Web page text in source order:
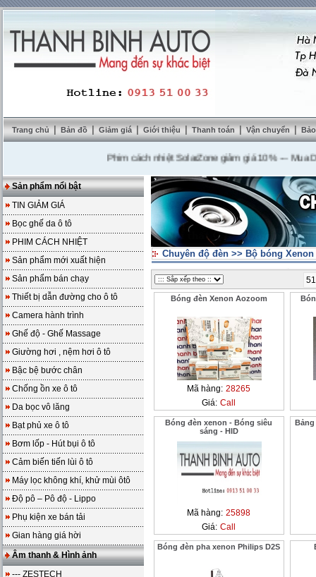
Trang chủ | Bản đồ | Giảm giá | Giới thiệu | Thanh toán | Vận chuyển |
Phim cách nhiệt SolarZone giảm giá 10%---Mua DVD
Sản phẩm nổi bật
TIN GIẢM GIÁ
Bọc ghế da ô tô
PHIM CÁCH NHIỆT
Sản phẩm mới xuất hiện
Sản phẩm bán chạy
Thiết bị dẫn đường cho ô tô
Camera hành trình
Ghế độ - Ghế Massage
Giường hơi , nệm hơi ô tô
Bậc bệ bước chân
Chống ồn xe ô tô
Da bọc vô lăng
Bạt phủ xe ô tô
Bơm lốp - Hút bụi ô tô
Cảm biến tiến lùi ô tô
Máy lọc không khí, khử mùi ôtô
Độ pô – Pô độ - Lippo
Phụ kiện xe bán tải
Gian hàng giá hời
Âm thanh & Hình ảnh
--- ZESTECH
Chuyên độ đèn >> Bộ bóng Xenon
Bóng đèn Xenon Aozoom
Mã hàng: 28265
Giá: Call
Bóng đèn xenon - Bóng siêu
sáng - HID
Mã hàng: 25898
Giá: Call
Bóng đèn pha xenon Philips D2S